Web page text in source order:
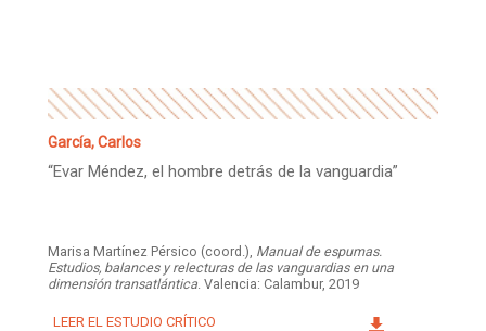
García, Carlos
“Evar Méndez, el hombre detrás de la vanguardia”
Marisa Martínez Pérsico (coord.), Manual de espumas.
Estudios, balances y relecturas de las vanguardias en una
dimensión transatlántica . Valencia: Calambur, 2019
LEER EL ESTUDIO CRÍTICO